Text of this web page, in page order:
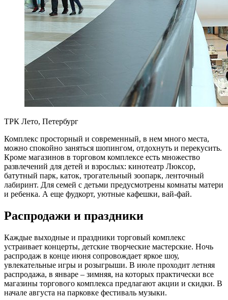
ТРК Лето, Петербург
Комплекс просторный и современный, в нем много места,
можно спокойно заняться шопингом, отдохнуть и перекусить.
Кроме магазинов в торговом комплексе есть множество
развлечений для детей и взрослых: кинотеатр Люксор,
батутный парк, каток, трогательный зоопарк, ленточный
лабиринт. Для семей с детьми предусмотрены комнаты матери
и ребенка. А еще фудкорт, уютные кафешки, вай-фай.
Распродажи и праздники
Каждые выходные и праздники торговый комплекс
устраивает концерты, детские творческие мастерские. Ночь
распродаж в конце июня сопровождает яркое шоу,
увлекательные игры и розыгрыши. В июле проходит летняя
распродажа, в январе – зимняя, на которых практически все
магазины торгового комплекса предлагают акции и скидки. В
начале августа на парковке фестиваль музыки.